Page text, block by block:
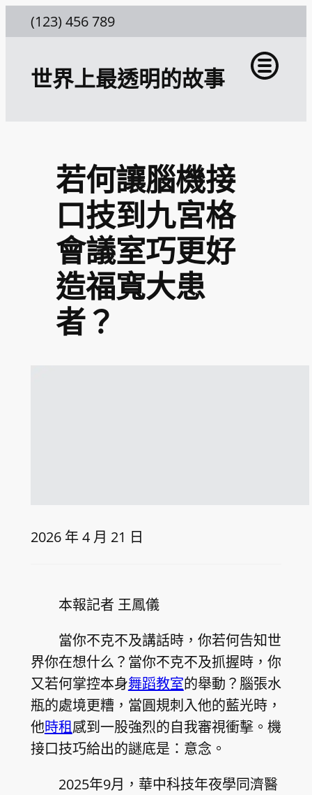
至
(123) 456 789
世界上最透明的故事
若何讓腦機接
口技到九宮格
會議室巧更好
造福寬大患
者？
2026 年 4 月 21 日
本報記者 王鳳儀
當你不克不及講話時，你若何告知世
界你在想什么？當你不克不及抓握時，你
又若何掌控本身舞蹈教室的舉動？腦張水
瓶的處境更糟，當圓規刺入他的藍光時，
他時租感到一股強烈的自我審視衝擊。機
接口技巧給出的謎底是：意念。
2025年9月，華中科技年夜學同濟醫